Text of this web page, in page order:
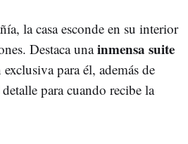
la casa esconde en su interior
Destaca unainmensa suite
exclusiva para él, además de
para cuando recibe la